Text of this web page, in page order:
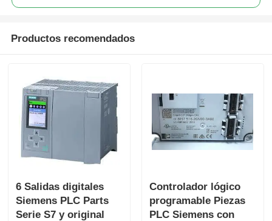
Sobre nosotros
Recorrido por la fábrica
Contáctenos
Productos recomendados
6 Salidas digitales
Siemens PLC Parts
Serie S7 y original
Controlador lógico
programable Piezas
PLC Siemens con